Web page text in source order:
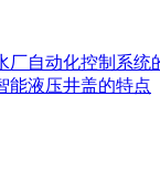
厂自动化控制系统
能液压井盖的特点